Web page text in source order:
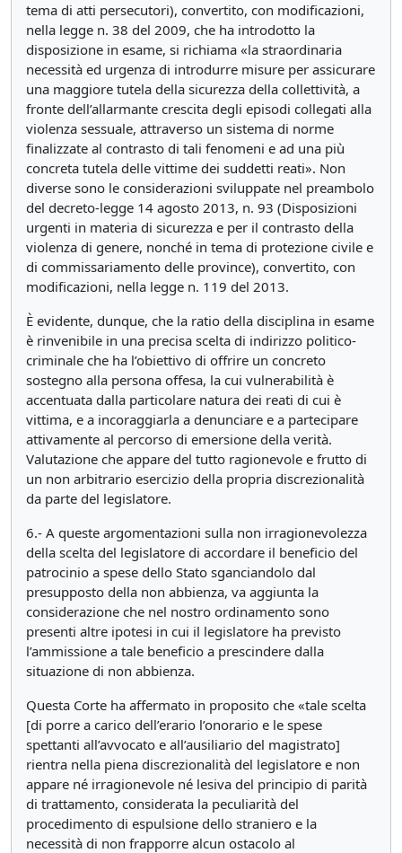
tema di atti persecutori), convertito, con modificazioni,
nella legge n. 38 del 2009, che ha introdotto la
disposizione in esame, si richiama «la straordinaria
necessità ed urgenza di introdurre misure per assicurare
una maggiore tutela della sicurezza della collettività, a
fronte dell’allarmante crescita degli episodi collegati alla
violenza sessuale, attraverso un sistema di norme
finalizzate al contrasto di tali fenomeni e ad una più
concreta tutela delle vittime dei suddetti reati». Non
diverse sono le considerazioni sviluppate nel preambolo
del decreto-legge 14 agosto 2013, n. 93 (Disposizioni
urgenti in materia di sicurezza e per il contrasto della
violenza di genere, nonché in tema di protezione civile e
di commissariamento delle province), convertito, con
modificazioni, nella legge n. 119 del 2013.
È evidente, dunque, che la ratio della disciplina in esame
è rinvenibile in una precisa scelta di indirizzo politico-
criminale che ha l’obiettivo di offrire un concreto
sostegno alla persona offesa, la cui vulnerabilità è
accentuata dalla particolare natura dei reati di cui è
vittima, e a incoraggiarla a denunciare e a partecipare
attivamente al percorso di emersione della verità.
Valutazione che appare del tutto ragionevole e frutto di
un non arbitrario esercizio della propria discrezionalità
da parte del legislatore.
6.- A queste argomentazioni sulla non irragionevolezza
della scelta del legislatore di accordare il beneficio del
patrocinio a spese dello Stato sganciandolo dal
presupposto della non abbienza, va aggiunta la
considerazione che nel nostro ordinamento sono
presenti altre ipotesi in cui il legislatore ha previsto
l’ammissione a tale beneficio a prescindere dalla
situazione di non abbienza.
Questa Corte ha affermato in proposito che «tale scelta
[di porre a carico dell’erario l’onorario e le spese
spettanti all’avvocato e all’ausiliario del magistrato]
rientra nella piena discrezionalità del legislatore e non
appare né irragionevole né lesiva del principio di parità
di trattamento, considerata la peculiarità del
procedimento di espulsione dello straniero e la
necessità di non frapporre alcun ostacolo al